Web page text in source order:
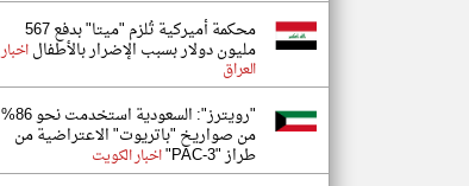
محكمة أميركية تُلزم "ميتا" بدفع 567
مليون دولار بسبب الإضرار بالأطفالاخبار
العراق
"رويترز": السعودية استخدمت نحو 86%
من صواريخ "باتريوت" الاعتراضية من
طراز "PAC-3" اخبار الكويت